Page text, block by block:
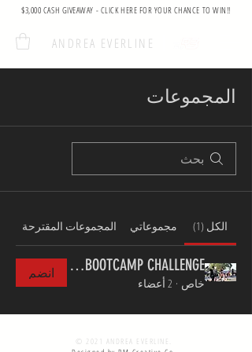
ANDREA EVERLINE
$3,000 CASH GIVEAWAY - CLICK HERE FOR YOUR CHANCE TO WIN!!
المجموعات
الكل (1) مجموعاتي المجموعات المقترحة
REFORM BOOTCAMP CHALLENGE
خاص · 2 أعضاء
انضم
© 2021 ANDREA EVERLINE.